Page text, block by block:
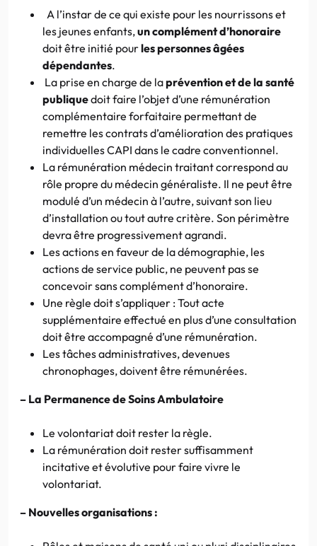
A l’instar de ce qui existe pour les nourrissons et
les jeunes enfants,un complément d’honoraire
doit être initié pourles personnes âgées
dépendantes.
La prise en charge de laprévention et de la santé
publiquedoit faire l’objet d’une rémunération
complémentaire forfaitaire permettant de
remettre les contrats d’amélioration des pratiques
individuelles CAPI dans le cadre conventionnel.
La rémunération médecin traitant correspond au
rôle propre du médecin généraliste. Il ne peut être
modulé d’un médecin à l’autre, suivant son lieu
d’installation ou tout autre critère. Son périmètre
devra être progressivement agrandi.
Les actions en faveur de la démographie, les
actions de service public, ne peuvent pas se
concevoir sans complément d’honoraire.
Une règle doit s’appliquer : Tout acte
supplémentaire effectué en plus d’une consultation
doit être accompagné d’une rémunération.
Les tâches administratives, devenues
chronophages, doivent être rémunérées.
– La Permanence de Soins Ambulatoire
Le volontariat doit rester la règle.
La rémunération doit rester suffisamment
incitative et évolutive pour faire vivre le
volontariat.
– Nouvelles organisations :